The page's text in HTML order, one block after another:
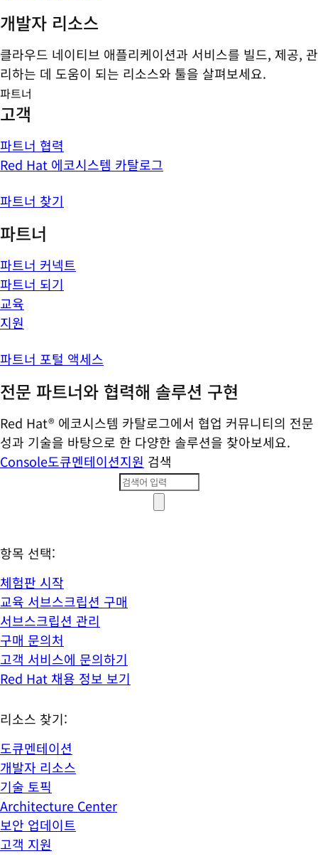
개발자 리소스
클라우드 네이티브 애플리케이션과 서비스를 빌드, 제공, 관
리하는 데 도움이 되는 리소스와 툴을 살펴보세요.
파트너
고객
파트너 협력
Red Hat 에코시스템 카탈로그
파트너 찾기
파트너
파트너 커넥트
파트너 되기
교육
지원
파트너 포털 액세스
전문 파트너와 협력해 솔루션 구현
Red Hat® 에코시스템 카탈로그에서 협업 커뮤니티의 전문
성과 기술을 바탕으로 한 다양한 솔루션을 찾아보세요.
Console도큐멘테이션지원 검색
항목 선택:
체험판 시작
교육 서브스크립션 구매
서브스크립션 관리
구매 문의처
고객 서비스에 문의하기
Red Hat 채용 정보 보기
리소스 찾기:
도큐멘테이션
개발자 리소스
기술 토픽
Architecture Center
보안 업데이트
고객 지원